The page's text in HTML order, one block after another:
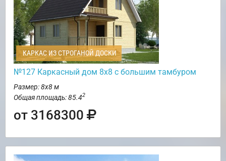
КАРКАС ИЗ СТРОГАНОЙ ДОСКИ
№127 Каркасный дом 8х8 с большим тамбуром
Размер: 8х8 м
Общая площадь: 85.42
от 3168300